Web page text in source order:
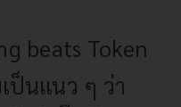
beats Token
ป็นแนว ๆ ว่า